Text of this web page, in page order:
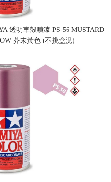
透明車殼噴漆 PS-56 MUSTARD
芥末黃色 (不挑盒況)